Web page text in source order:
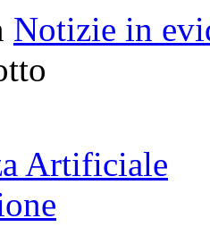
Notizie in
Artificiale